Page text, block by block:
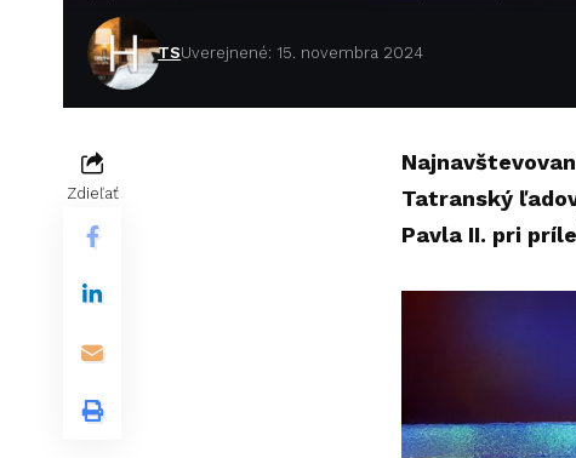
TSUverejnené: 15. novembra 2024
Zdieľať
Tatranský
Pavla II. pri